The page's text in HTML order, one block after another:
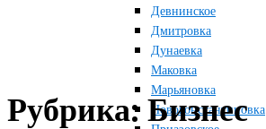
Девнинское
Дмитровка
Дунаевка
Маковка
Марьяновка
Новоконстантиновка
Рубрика:Бизнес